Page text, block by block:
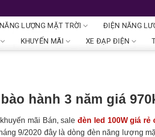
LƯỢNG MẶT TRỜI ĐIỆN NĂNG
KHUYẾN MÃI XE ĐẠP ĐIỆN
hành 3 năm giá
mãi Bán, saleđèn led 100W giá rẻ
9/2020 đây là dòng đèn năng lượng